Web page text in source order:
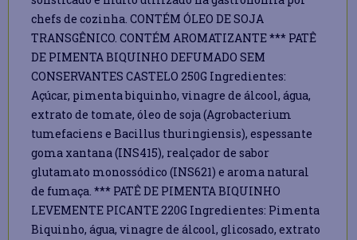
chefs de cozinha. CONTÉM ÓLEO DE SOJA
TRANSGÊNICO. CONTÉM AROMATIZANTE *** PATÊ
DE PIMENTA BIQUINHO DEFUMADO SEM
CONSERVANTES CASTELO 250G Ingredientes:
Açúcar, pimenta biquinho, vinagre de álcool, água,
extrato de tomate, óleo de soja (Agrobacterium
tumefaciens e Bacillus thuringiensis), espessante
goma xantana (INS415), realçador de sabor
glutamato monossódico (INS621) e aroma natural
de fumaça. *** PATÊ DE PIMENTA BIQUINHO
LEVEMENTE PICANTE 220G Ingredientes: Pimenta
Biquinho, água, vinagre de álcool, glicosado, extrato